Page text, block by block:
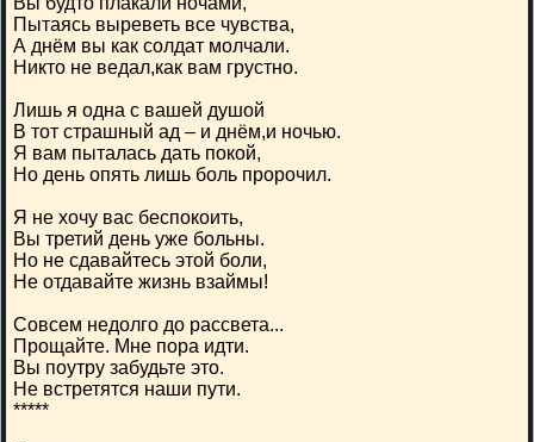
Пытаясь выреветь все чувства,
А днём вы как солдат молчали.
Никто не ведал,как вам грустно.
Лишь я одна с вашей душой
В тот страшный ад – и днём,и ночью.
Я вам пыталась дать покой,
Но день опять лишь боль пророчил.
Я не хочу вас беспокоить,
Вы третий день уже больны.
Но не сдавайтесь этой боли,
Не отдавайте жизнь взаймы!
Совсем недолго до рассвета...
Прощайте. Мне пора идти.
Вы поутру забудьте это.
Не встретятся наши пути.
*****